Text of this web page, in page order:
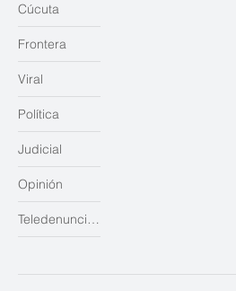
Judicial
Opinión
Teledenuncias
Cúcuta
Frontera
Viral
Política